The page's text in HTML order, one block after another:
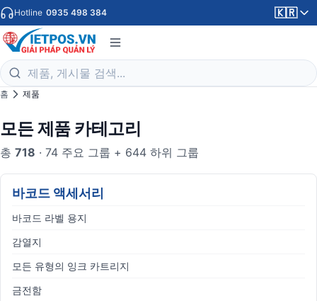
Hotline 0935 498 384 🇰🇷
홈 제품
모든 제품 카테고리
총 718 · 74 주요 그룹 + 644 하위 그룹
바코드 액세서리
바코드 라벨 용지
감열지
모든 유형의 잉크 카트리지
금전함